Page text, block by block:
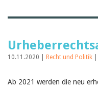
10.11.2020 | Recht und Politik
Ab 2021 werden die neu